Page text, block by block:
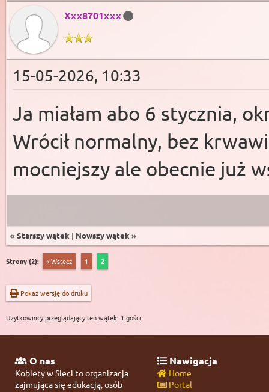
Xxx8701xxx
15-05-2026, 10:33
Ja miałam abo 6 stycznia,
Wrócił normalny, bez
mocniejszy ale obecnie już
« Starszy wątek | Nowszy wątek »
Strony (2): « Wstecz 1 2
Pokaż wersję do druku
Użytkownicy przeglądający ten wątek: 1 gości
O nas
Kobiety w Sieci to organizacja
zajmująca się edukacją, osób
Nawigacja
Home
Portal